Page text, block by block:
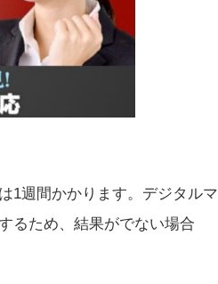
1週間かかります。デジタルマ
るため、結果がでない場合